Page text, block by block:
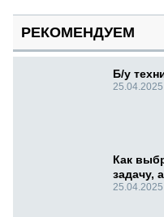
РЕКОМЕНДУЕМ
Б/у
25.04.2025
Как
задачу,
25.04.2025